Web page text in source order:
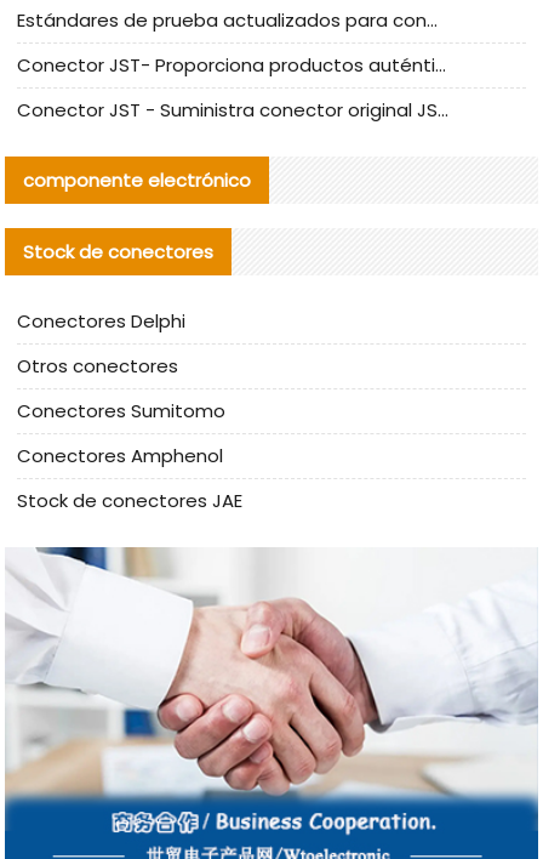
Estándares de prueba actualizados para conectores nacionales bajo la referencia de CLIFF
Conector JST- Proporciona productos auténticos y alternativos del conector JST NSHR-02V-S
Conector JST - Suministra conector original JST GHR-09V-S | productos alternativos
componente electrónico
Stock de conectores
Conectores Delphi
Otros conectores
Conectores Sumitomo
Conectores Amphenol
Stock de conectores JAE